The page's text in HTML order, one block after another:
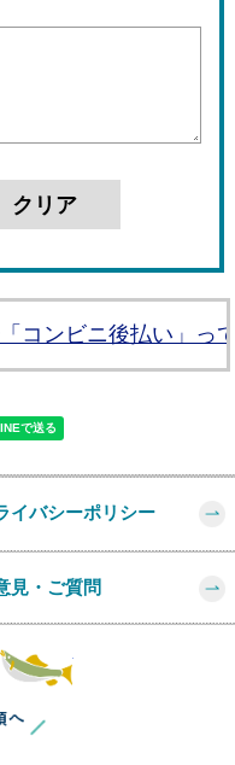
コンビニ後払い」っ
イバシーポリシー
見・ご質問